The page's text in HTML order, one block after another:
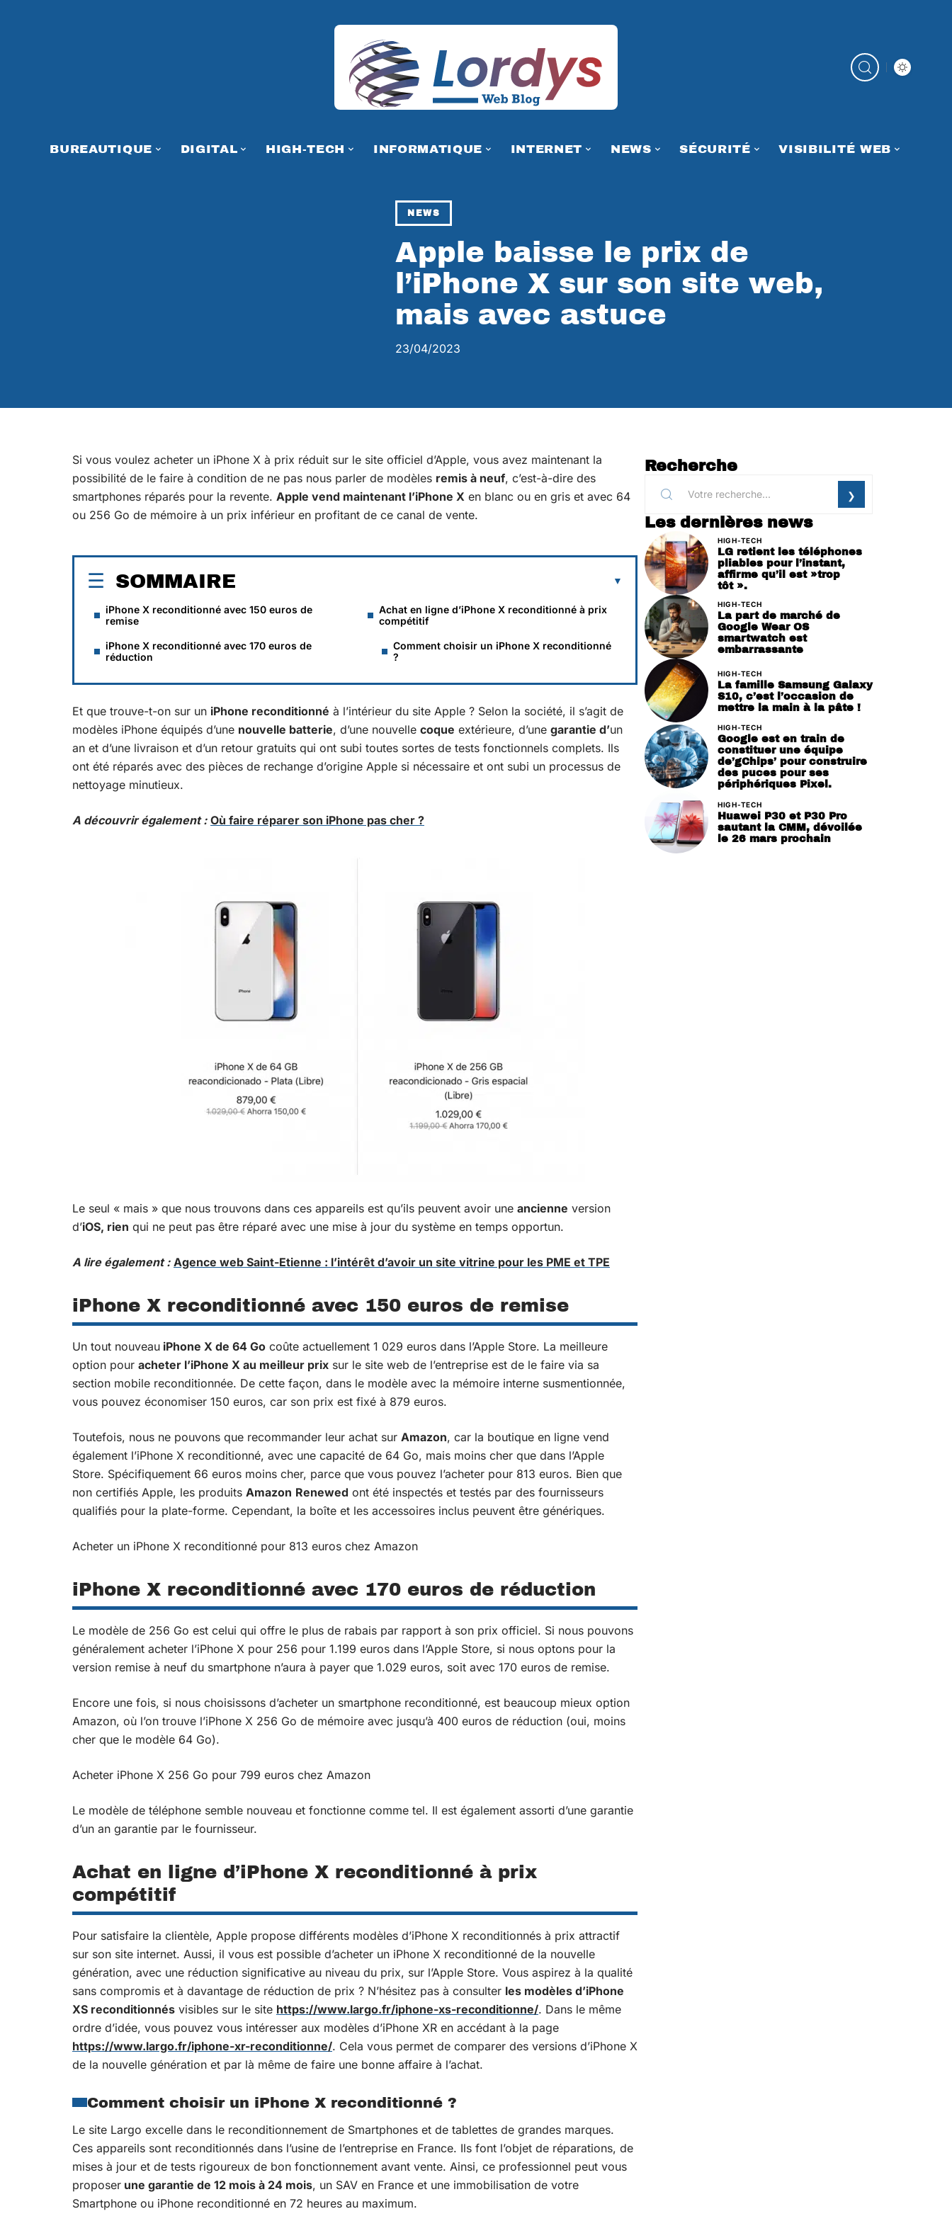
BUREAUTIQUE DIGITAL HIGH-TECH INFORMATIQUE INTERNET NEWS SÉCURITÉ VISIBILITÉ WEB
NEWS
Apple baisse le prix de
l’iPhone X sur son site web,
mais avec astuce
23/04/2023
Si vous voulez acheter un iPhone X à prix réduit sur le site officiel d’Apple, vous avez maintenant la
possibilité de le faire à condition de ne pas nous parler de modèles remis à neuf, c’est-à-dire des
smartphones réparés pour la revente. Apple vend maintenant l’iPhone X en blanc ou en gris et avec 64
ou 256 Go de mémoire à un prix inférieur en profitant de ce canal de vente.
SOMMAIRE
iPhone X reconditionné avec 150 euros de
remise
iPhone X reconditionné avec 170 euros de
réduction
Achat en ligne d’iPhone X reconditionné à prix
compétitif
Comment choisir un iPhone X reconditionné
?
Et que trouve-t-on sur un iPhone reconditionné à l’intérieur du site Apple ? Selon la société, il s’agit de
modèles iPhone équipés d’une nouvelle batterie, d’une nouvelle coque extérieure, d’une garantie d’un
an et d’une livraison et d’un retour gratuits qui ont subi toutes sortes de tests fonctionnels complets. Ils
ont été réparés avec des pièces de rechange d’origine Apple si nécessaire et ont subi un processus de
nettoyage minutieux.
A découvrir également : Où faire réparer son iPhone pas cher ?
Le seul « mais » que nous trouvons dans ces appareils est qu’ils peuvent avoir une ancienne version
d’iOS, rien qui ne peut pas être réparé avec une mise à jour du système en temps opportun.
A lire également : Agence web Saint-Etienne : l’intérêt d’avoir un site vitrine pour les PME et TPE
iPhone X reconditionné avec 150 euros de remise
Un tout nouveau iPhone X de 64 Go coûte actuellement 1 029 euros dans l’Apple Store. La meilleure
option pour acheter l’iPhone X au meilleur prix sur le site web de l’entreprise est de le faire via sa
section mobile reconditionnée. De cette façon, dans le modèle avec la mémoire interne susmentionnée,
vous pouvez économiser 150 euros, car son prix est fixé à 879 euros.
Toutefois, nous ne pouvons que recommander leur achat sur Amazon, car la boutique en ligne vend
également l’iPhone X reconditionné, avec une capacité de 64 Go, mais moins cher que dans l’Apple
Store. Spécifiquement 66 euros moins cher, parce que vous pouvez l’acheter pour 813 euros. Bien que
non certifiés Apple, les produits Amazon Renewed ont été inspectés et testés par des fournisseurs
qualifiés pour la plate-forme. Cependant, la boîte et les accessoires inclus peuvent être génériques.
Acheter un iPhone X reconditionné pour 813 euros chez Amazon
iPhone X reconditionné avec 170 euros de réduction
Le modèle de 256 Go est celui qui offre le plus de rabais par rapport à son prix officiel. Si nous pouvons
généralement acheter l’iPhone X pour 256 pour 1.199 euros dans l’Apple Store, si nous optons pour la
version remise à neuf du smartphone n’aura à payer que 1.029 euros, soit avec 170 euros de remise.
Encore une fois, si nous choisissons d’acheter un smartphone reconditionné, est beaucoup mieux option
Amazon, où l’on trouve l’iPhone X 256 Go de mémoire avec jusqu’à 400 euros de réduction (oui, moins
cher que le modèle 64 Go).
Acheter iPhone X 256 Go pour 799 euros chez Amazon
Le modèle de téléphone semble nouveau et fonctionne comme tel. Il est également assorti d’une garantie
d’un an garantie par le fournisseur.
Achat en ligne d’iPhone X reconditionné à prix
compétitif
Pour satisfaire la clientèle, Apple propose différents modèles d’iPhone X reconditionnés à prix attractif
sur son site internet. Aussi, il vous est possible d’acheter un iPhone X reconditionné de la nouvelle
génération, avec une réduction significative au niveau du prix, sur l’Apple Store. Vous aspirez à la qualité
sans compromis et à davantage de réduction de prix ? N’hésitez pas à consulter les modèles d’iPhone
XS reconditionnés visibles sur le site https://www.largo.fr/iphone-xs-reconditionne/. Dans le même
ordre d’idée, vous pouvez vous intéresser aux modèles d’iPhone XR en accédant à la page
https://www.largo.fr/iphone-xr-reconditionne/. Cela vous permet de comparer des versions d’iPhone X
de la nouvelle génération et par là même de faire une bonne affaire à l’achat.
Comment choisir un iPhone X reconditionné ?
Le site Largo excelle dans le reconditionnement de Smartphones et de tablettes de grandes marques.
Ces appareils sont reconditionnés dans l’usine de l’entreprise en France. Ils font l’objet de réparations, de
mises à jour et de tests rigoureux de bon fonctionnement avant vente. Ainsi, ce professionnel peut vous
proposer une garantie de 12 mois à 24 mois, un SAV en France et une immobilisation de votre
Smartphone ou iPhone reconditionné en 72 heures au maximum.
Recherche
Les dernières news
HIGH-TECH
LG retient les téléphones
pliables pour l’instant,
affirme qu’il est »trop
tôt ».
HIGH-TECH
La part de marché de
Google Wear OS
smartwatch est
embarrassante
HIGH-TECH
La famille Samsung Galaxy
S10, c’est l’occasion de
mettre la main à la pâte !
HIGH-TECH
Google est en train de
constituer une équipe
de’gChips’ pour construire
des puces pour ses
périphériques Pixel.
HIGH-TECH
Huawei P30 et P30 Pro
sautant la CMM, dévoilée
le 26 mars prochain